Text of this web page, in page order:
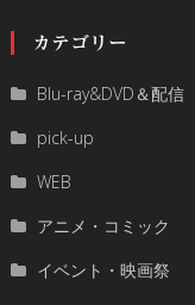
カテゴリー
Blu-ray&DVD＆配信
pick-up
WEB
アニメ・コミック
イベント・映画祭